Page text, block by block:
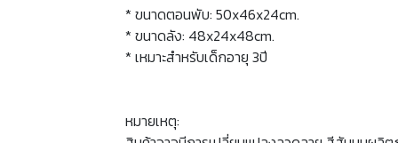
* ขนาดตอนพับ: 50x46x24cm.
* ขนาดลัง: 48x24x48cm.
* เหมาะสำหรับเด็กอายุ 3ปี
หมายเหตุ: